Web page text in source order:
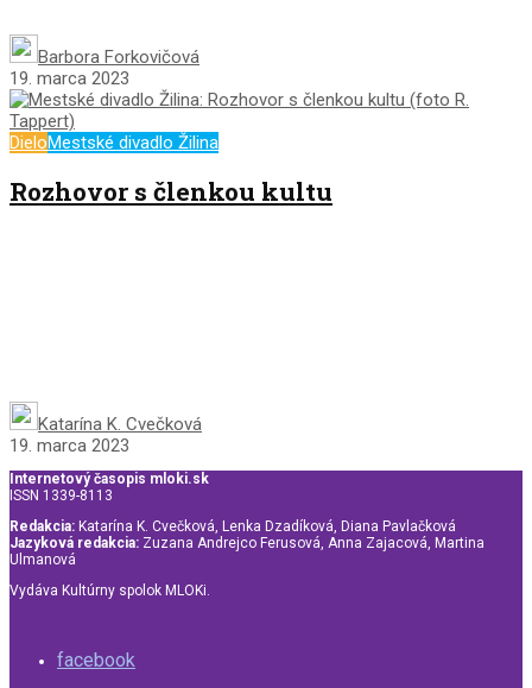
Barbora Forkovičová
19. marca 2023
DieloMestské divadlo Žilina
Rozhovor s členkou kultu
Katarína K. Cvečková
19. marca 2023
Internetový časopis mloki.sk
ISSN 1339-8113
Redakcia: Katarína K. Cvečková, Lenka Dzadíková, Diana Pavlačková
Jazyková redakcia: Zuzana Andrejco Ferusová, Anna Zajacová, Martina
Ulmanová
Vydáva Kultúrny spolok MLOKi.
facebook